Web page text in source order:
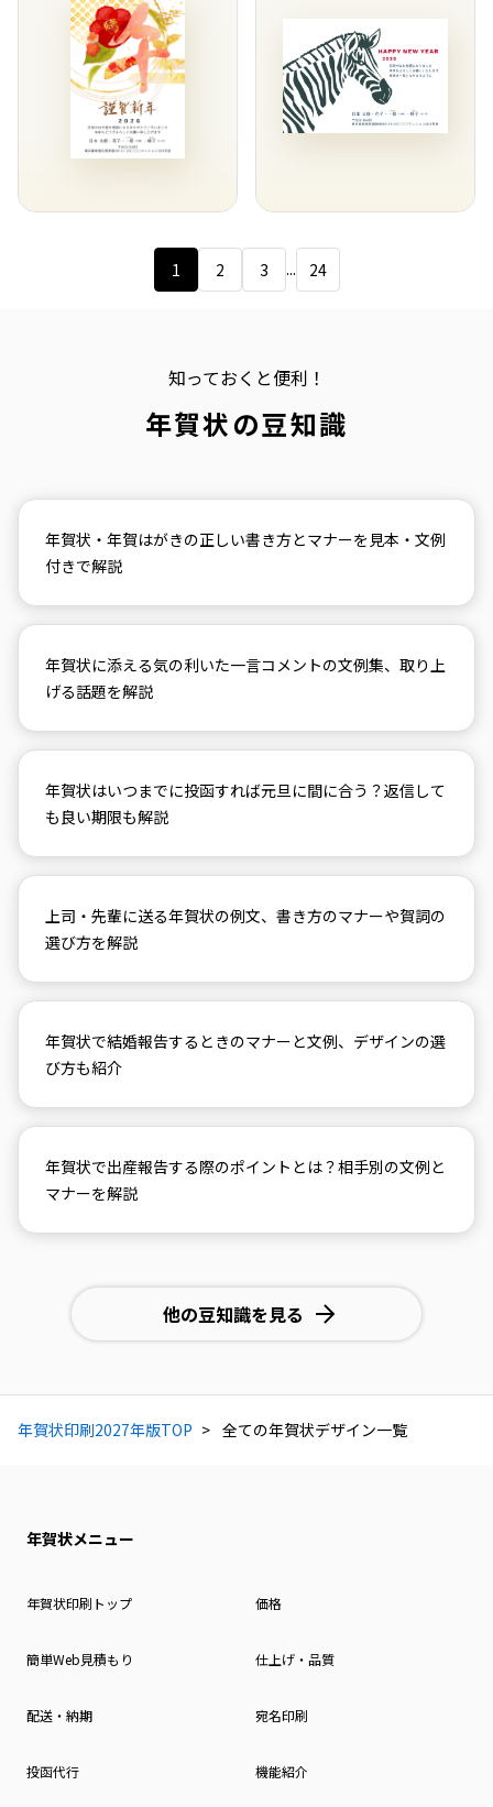
1 2 3 ... 24
知っておくと便利！
年賀状の豆知識
年賀状・年賀はがきの正しい書き方とマナーを見本・文例
付きで解説
年賀状に添える気の利いた一言コメントの文例集、取り上
げる話題を解説
年賀状はいつまでに投函すれば元旦に間に合う？返信して
も良い期限も解説
上司・先輩に送る年賀状の例文、書き方のマナーや賀詞の
選び方を解説
年賀状で結婚報告するときのマナーと文例、デザインの選
び方も紹介
年賀状で出産報告する際のポイントとは？相手別の文例と
マナーを解説
他の豆知識を見る
年賀状印刷2027年版TOP 全ての年賀状デザイン一覧
年賀状メニュー
年賀状印刷トップ 価格
簡単Web見積もり 仕上げ・品質
配送・納期 宛名印刷
投函代行 機能紹介